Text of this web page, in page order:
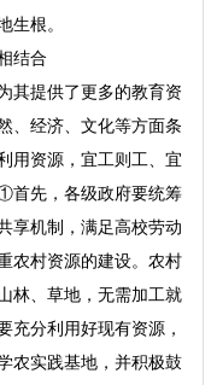
生根。
结合
其提供了更多的教育资
、经济、文化等方面条
用资源，宜工则工、宜
首先，各级政府要统筹
享机制，满足高校劳动
农村资源的建设。农村
林、草地，无需加工就
充分利用好现有资源，
农实践基地，并积极鼓